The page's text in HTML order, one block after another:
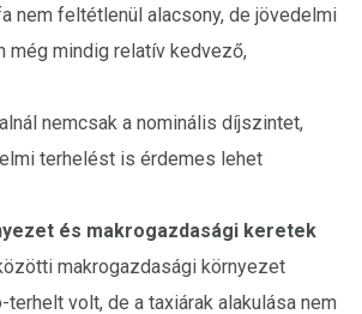
nem feltétlenül alacsony, de jövedelmi
még mindig relatív kedvező,
nemcsak a nominális díjszintet,
terhelést is érdemes lehet
és makrogazdasági keretek
makrogazdasági környezet
volt, de a taxiárak alakulása nem